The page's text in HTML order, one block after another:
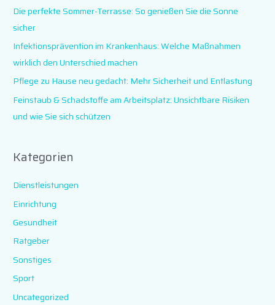
a
c
h
:
Die perfekte Sommer-Terrasse: So genießen Sie die Sonne
sicher
Infektionsprävention im Krankenhaus: Welche Maßnahmen
wirklich den Unterschied machen
Pflege zu Hause neu gedacht: Mehr Sicherheit und Entlastung
Feinstaub & Schadstoffe am Arbeitsplatz: Unsichtbare Risiken
und wie Sie sich schützen
Kategorien
Dienstleistungen
Einrichtung
Gesundheit
Ratgeber
Sonstiges
Sport
Uncategorized